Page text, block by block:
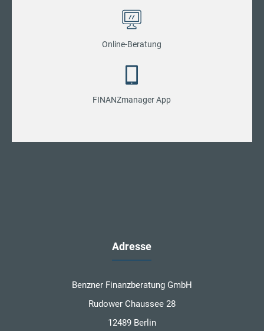
Online-Beratung
FINANZmanager App
Adresse
Benzner Finanzberatung GmbH
Rudower Chaussee 28
12489 Berlin